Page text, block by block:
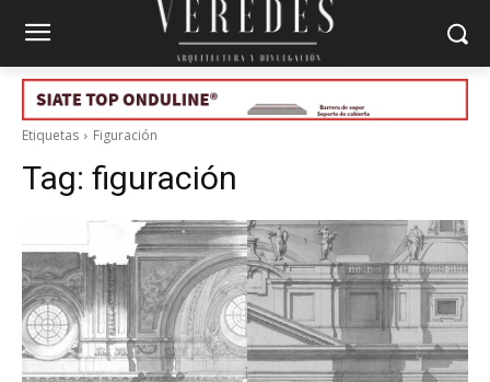
Etiquetas Figuración
Tag: figuración